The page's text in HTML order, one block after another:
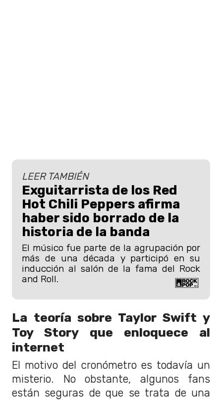
LEER TAMBIÉN
Exguitarrista de los Red
Hot Chili Peppers afirma
haber sido borrado de la
historia de la banda
El músico fue parte de la agrupación por
más de una década y participó en su
inducción al salón de la fama del Rock
and Roll.
La teoría sobre Taylor Swift y
Toy Story que enloquece al
internet
El motivo del cronómetro es todavía un
misterio. No obstante, algunos fans
están seguras de que se trata de una